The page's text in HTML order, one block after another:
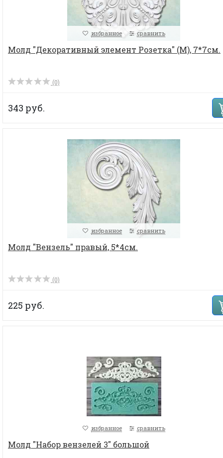
избранное сравнить
Молд "Декоративный элемент Розетка" (M), 7*7см.
(0)
343 руб.
избранное сравнить
Молд "Вензель" правый, 5*4см.
(0)
225 руб.
избранное сравнить
Молд "Набор вензелей 3" большой